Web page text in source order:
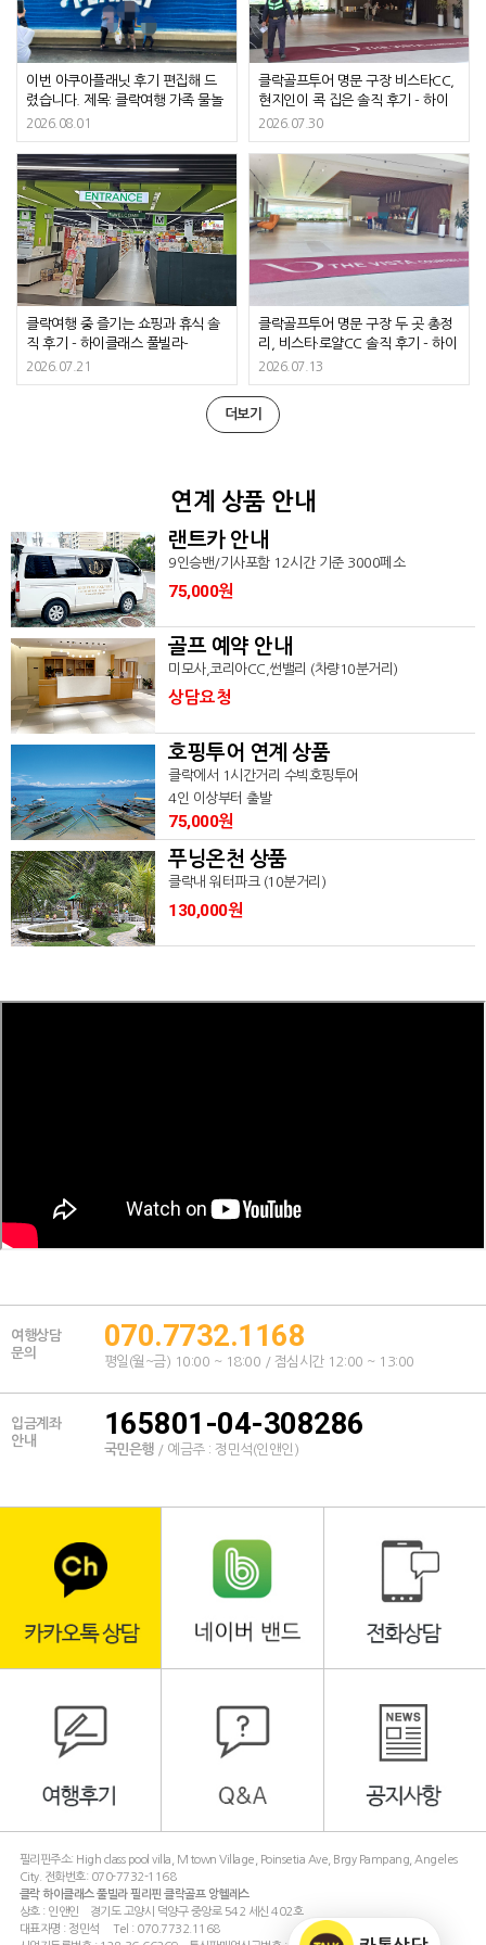
이번 아쿠아플래닛 후기 편집해 드
렸습니다. 제목: 클락여행 가족 물놀
이 명소 아쿠아플래닛, 실패 없는 코
스 총정리 - 하이클래스 풀빌라-
Every moment at Aqua Planet
and the high‑class pool villa was
absolutely wonderful!
2026.08.01
클락골프투어 명문 구장 비스타CC,
현지인이 콕 집은 솔직 후기 - 하이
클래스 풀빌라- Absolutely
Exquisite: Vista CC & High‑Class
Pool Villa
2026.07.30
클락여행 중 즐기는 쇼핑과 휴식 솔
직 후기 - 하이클래스 풀빌라-
Staying at Highclass Pool Villa in
Angeles City was absolutely
2026.07.21
클락골프투어 명문 구장 두 곳 총정
리, 비스타·로얄CC 솔직 후기 - 하이
클래스 풀빌라-
2026.07.13
더보기
연계 상품 안내
랜트카 안내
9인승밴/기사포함 12시간 기준 3000페소
75,000원
골프 예약 안내
미모사,코리아CC,썬밸리 (차량10분거리)
상담요청
호핑투어 연계 상품
클락에서 1시간거리 수빅호핑투어
4인 이상부터 출발
75,000원
푸닝온천 상품
클락내 워터파크 (10분거리)
130,000원
여행상담
문의
070.7732.1168
평일(월~금) 10:00 ~ 18:00 / 점심시간 12:00 ~ 13:00
입금계좌
안내
165801-04-308286
국민은행/ 예금주 : 정민석(인앤인)
필리핀주소: High class pool villa, M town Village, Poinsetia Ave, Brgy Pampang, Angeles
City. 전화번호: 070-7732-1168
클락 하이클래스 풀빌라 필리핀 클락골프 앙헬레스
상호 : 인앤인 경기도 고양시 덕양구 중앙로 542 세신 402호
대표자명 : 정민석 Tel : 070.7732.1168